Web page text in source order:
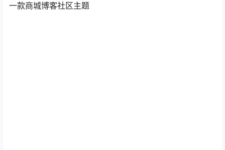
一款商城博客社区主题